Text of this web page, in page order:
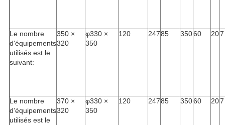
Le nombre
d'équipements
utilisés est le
suivant:
350 ×
320
φ330 ×
350
120 24785 35060 207
Le nombre
d'équipements
utilisés est le
370 ×
320
φ330 ×
350
120 24785 35060 207